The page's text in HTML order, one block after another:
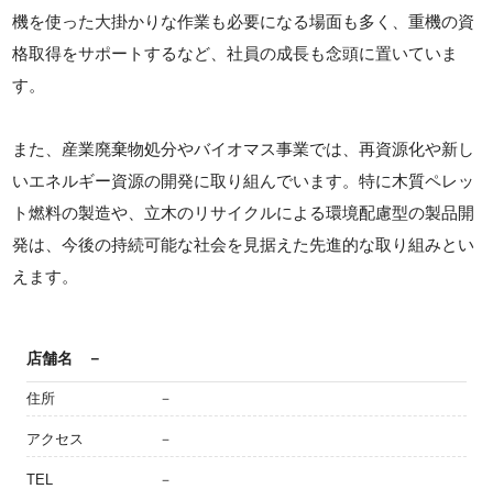
機を使った大掛かりな作業も必要になる場面も多く、重機の資
格取得をサポートするなど、社員の成長も念頭に置いていま
す。
また、産業廃棄物処分やバイオマス事業では、再資源化や新し
いエネルギー資源の開発に取り組んでいます。特に木質ペレッ
ト燃料の製造や、立木のリサイクルによる環境配慮型の製品開
発は、今後の持続可能な社会を見据えた先進的な取り組みとい
えます。
店舗名 －
住所 －
アクセス －
TEL －